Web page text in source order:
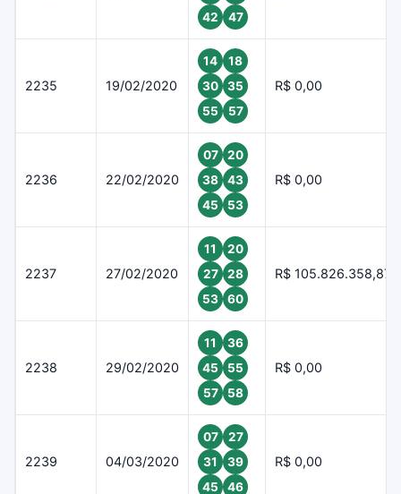
42
47
2235 19/02/2020
14
18
30
35
55
57
R$ 0,00
2236 22/02/2020
07
20
38
43
45
53
R$ 0,00
2237 27/02/2020
11
20
27
28
53
60
R$ 105.826.358,87
2238 29/02/2020
11
36
45
55
57
58
R$ 0,00
2239 04/03/2020
07
27
31
39
45
46
R$ 0,00